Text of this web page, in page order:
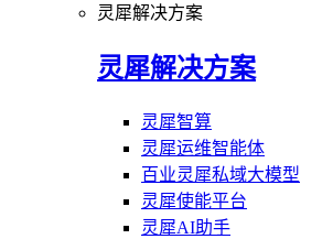
灵犀解决方案
灵犀解决方案
灵犀智算
灵犀运维智能体
百业灵犀私域大模型
灵犀使能平台
灵犀AI助手